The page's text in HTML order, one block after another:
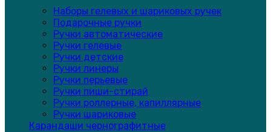
Наборы гелевых и шариковых ручек
Подарочные ручки
Ручки автоматические
Ручки гелевые
Ручки детские
Ручки линеры
Ручки перьевые
Ручки пиши-стирай
Ручки роллерные, капиллярные
Ручки шариковые
Карандаши чернографитные